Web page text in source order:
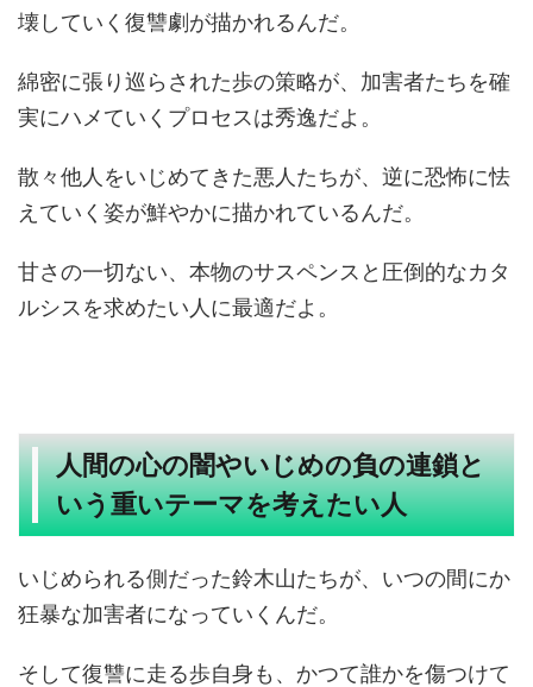
壊していく復讐劇が描かれるんだ。
綿密に張り巡らされた歩の策略が、加害者たちを確
実にハメていくプロセスは秀逸だよ。
散々他人をいじめてきた悪人たちが、逆に恐怖に怯
えていく姿が鮮やかに描かれているんだ。
甘さの一切ない、本物のサスペンスと圧倒的なカタ
ルシスを求めたい人に最適だよ。
人間の心の闇やいじめの負の連鎖と
いう重いテーマを考えたい人
いじめられる側だった鈴木山たちが、いつの間にか
狂暴な加害者になっていくんだ。
そして復讐に走る歩自身も、かつて誰かを傷つけて